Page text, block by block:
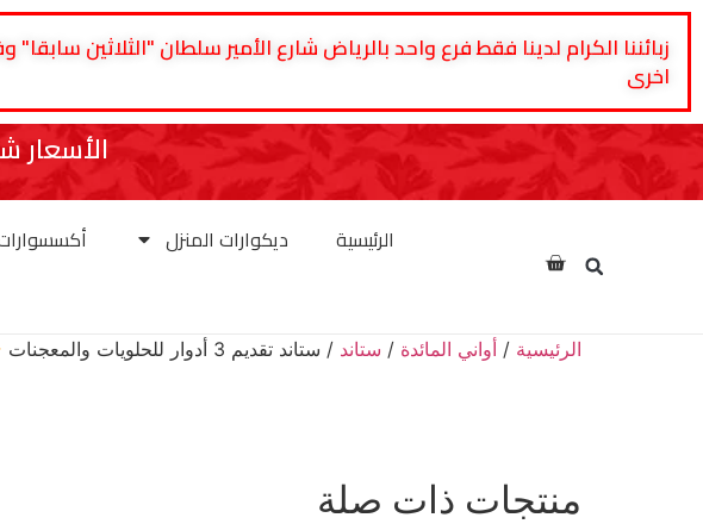
زبائننا الكرام لدينا فقط فرع واحد بالرياض شارع الأمير سلطان
اخرى
الأسعار
الرئيسية ديكوارات المنزل
الرئيسية / أواني المائدة / ستاند / ستاند تقديم 3 أدوار للحلويات والمعجنات
منتجات ذات صلة